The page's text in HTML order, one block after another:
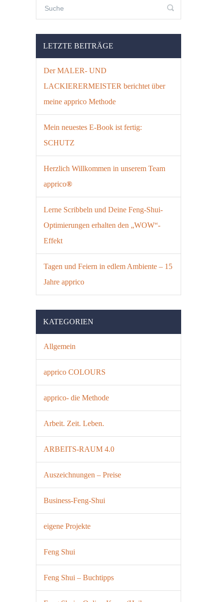
LETZTE BEITRÄGE
Der MALER- UND
LACKIERERMEISTER berichtet über
meine apprico Methode
Mein neuestes E-Book ist fertig:
SCHUTZ
Herzlich Willkommen in unserem Team
apprico®
Lerne Scribbeln und Deine Feng-Shui-
Optimierungen erhalten den „WOW“-
Effekt
Tagen und Feiern in edlem Ambiente – 15
Jahre apprico
KATEGORIEN
Allgemein
apprico COLOURS
apprico- die Methode
Arbeit. Zeit. Leben.
ARBEITS-RAUM 4.0
Auszeichnungen – Preise
Business-Feng-Shui
eigene Projekte
Feng Shui
Feng Shui – Buchtipps